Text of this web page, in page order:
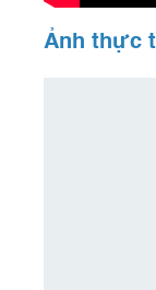
Ảnh thực